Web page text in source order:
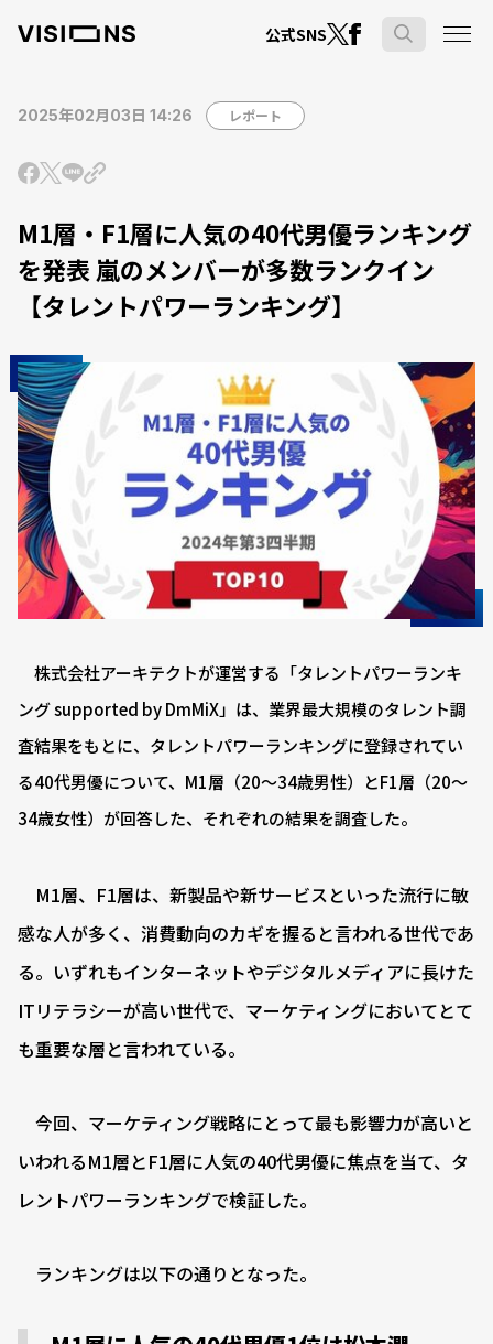
公式SNS
2025年02月03日 14:26 レポート
M1層・F1層に人気の40代男優ランキング
を発表 嵐のメンバーが多数ランクイン
【タレントパワーランキング】
株式会社アーキテクトが運営する「タレントパワーランキ
ング supported by DmMiX」は、業界最大規模のタレント調
査結果をもとに、タレントパワーランキングに登録されてい
る40代男優について、M1層（20〜34歳男性）とF1層（20〜
34歳女性）が回答した、それぞれの結果を調査した。
M1層、F1層は、新製品や新サービスといった流行に敏
感な人が多く、消費動向のカギを握ると言われる世代であ
る。いずれもインターネットやデジタルメディアに長けた
ITリテラシーが高い世代で、マーケティングにおいてとて
も重要な層と言われている。
今回、マーケティング戦略にとって最も影響力が高いと
いわれるM1層とF1層に人気の40代男優に焦点を当て、タ
レントパワーランキングで検証した。
ランキングは以下の通りとなった。